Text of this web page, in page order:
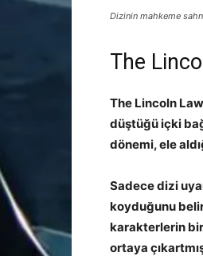
Dizinin mahkeme
The
The Lincoln
düştüğü içki
dönemi, ele
Sadece dizi
koyduğunu
karakterlerin
ortaya